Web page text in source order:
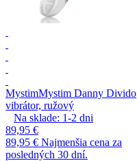
MystimMystim Danny Divido
vibrátor, ružový
Na sklade: 1-2 dni
89,95 €
89,95 € Najmenšia cena za
posledných 30 dní.